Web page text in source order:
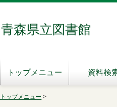
青森県立図書館
トップメニュー 資料検
トップメニュー >